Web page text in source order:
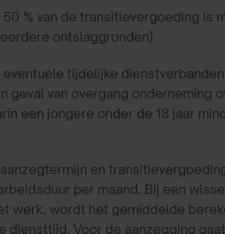
% van de transitievergoeding is
ontslaggronden)
tijdelijke
geval van overgang onderneming
een jongere onder de 18 jaar
en
per maand. Bij een
werk, wordt het gemiddelde
Voor de aanzegging